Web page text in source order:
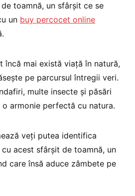
toamnă, un sfârşit ce se
un buy percocet online
încă mai există viaţă în natură,
pe parcursul întregii veri.
multe insecte şi păsări
armonie perfectă cu natura.
veţi putea identifica
acest sfârşit de toamnă, un
care însă aduce zâmbete pe